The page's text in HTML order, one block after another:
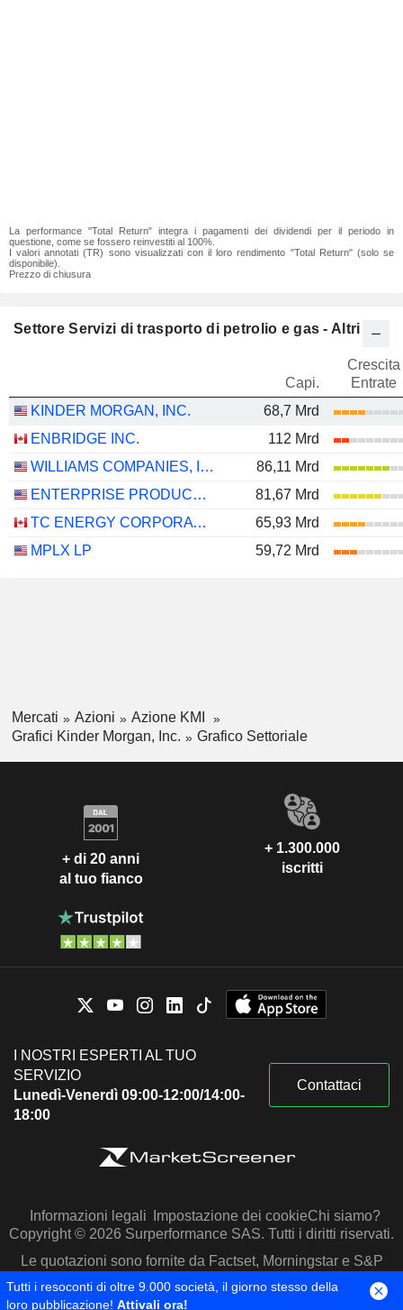
La performance "Total Return" integra i pagamenti dei dividendi per il periodo in
questione, come se fossero reinvestiti al 100%.
I valori annotati (TR) sono visualizzati con il loro rendimento "Total Return" (solo se
disponibile).
Prezzo di chiusura
Settore Servizi di trasporto di petrolio e gas - Altri
Capi.
Crescita
Entrate
KINDER MORGAN, INC.
68,7 Mrd
ENBRIDGE INC.
112 Mrd
WILLIAMS COMPANIES, INC.
86,11 Mrd
ENTERPRISE PRODUCTS PARTNERS L.P.
81,67 Mrd
TC ENERGY CORPORATION
65,93 Mrd
MPLX LP
59,72 Mrd
Mercati Azioni
Azione KMI
Grafici Kinder Morgan, Inc.
Grafico Settoriale
+ di 20 anni
al tuo fianco
+ 1.300.000
iscritti
I NOSTRI ESPERTI AL TUO
SERVIZIO
Lunedì-Venerdì 09:00-12:00/14:00-
18:00
Contattaci
Informazioni legali Impostazione dei cookieChi siamo?
Copyright © 2026 Surperformance SAS. Tutti i diritti riservati.
Le quotazioni sono fornite da Factset, Morningstar e S&P
Capital IQ
Tutti i resoconti di oltre 9.000 società, il giorno stesso della
loro pubblicazione! Attivali ora!